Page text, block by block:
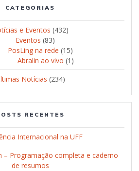
CATEGORIAS
e Eventos (432)
Eventos (83)
PosLing na rede (15)
Abralin ao vivo (1)
Notícias (234)
RECENTES
Internacional na UFF
– Programação completa e caderno
de resumos